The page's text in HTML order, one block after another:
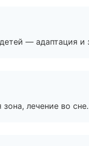
— адаптация и
лечение во сне.